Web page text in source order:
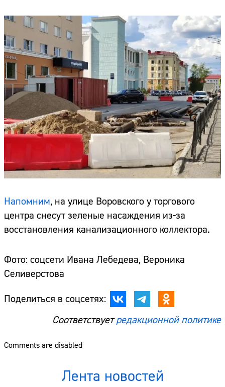
Напомним, на улице Воровского у торгового
центра снесут зеленые насаждения из-за
восстановления канализационного коллектора.
Фото: соцсети Ивана Лебедева, Вероника
Селиверстова
Поделиться в соцсетях:
Соответствуетредакционной политике
Comments are disabled
Лента новостей